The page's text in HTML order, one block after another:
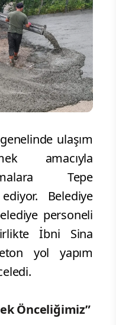
ulaşım
amacıyla
Tepe
Belediye
personeli
İbni Sina
yol yapım
Önceliğimiz”